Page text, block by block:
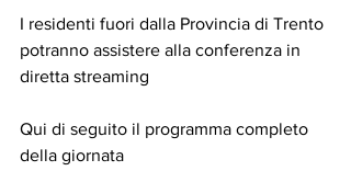
I residenti fuori dalla Provincia di Trento
potranno assistere alla conferenza in
diretta streaming
Qui di seguito il programma completo
della giornata